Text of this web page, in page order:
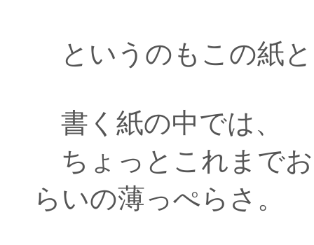
というのもこの紙
書く紙の中では、
ちょっとこれまで
らいの薄っぺらさ。